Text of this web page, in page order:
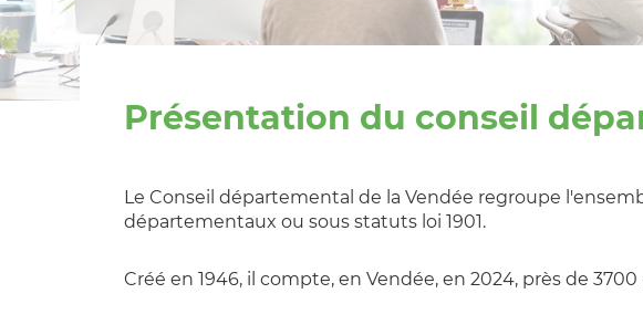
Présentation du conseil
Le Conseil départemental de la Vendée regroupe
départementaux ou sous statuts loi 1901.
Créé en 1946, il compte, en Vendée, en 2024, près de